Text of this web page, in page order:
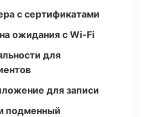
с сертификатами
ожидания с Wi-Fi
для
для записи
подменный